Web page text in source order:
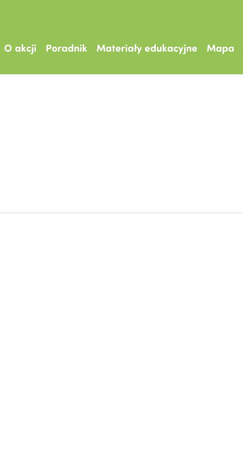
O akcji Poradnik Materiały edukacyjne Mapa